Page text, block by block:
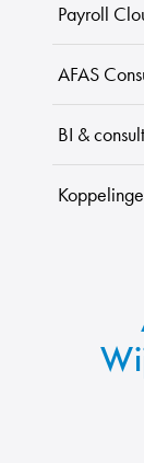
Payroll
AFAS
BI &